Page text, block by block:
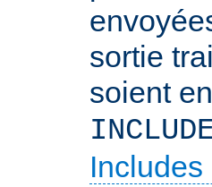
sortie
soient